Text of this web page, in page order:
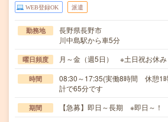
WEB登録OK 派遣
勤務地
長野県長野市
川中島駅から車5分
曜日頻度 月～金（週5日） ※土日祝お休み
時間
08:30～17:35(実働8時間 休憩1
計で65分です
期間 【急募】即日～長期 ※即日～！